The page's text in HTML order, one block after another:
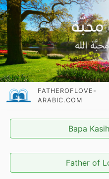
FATHEROFLOVE-
ARABIC.COM
Bapa
Father of